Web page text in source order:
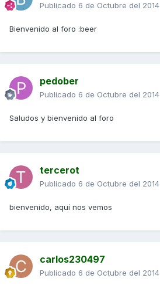
Publicado 6 de Octubre del 2014
Bienvenido al foro :beer
pedober
Publicado 6 de Octubre del 2014
Saludos y bienvenido al foro
tercerot
Publicado 6 de Octubre del 2014
bienvenido, aquí nos vemos
carlos230497
Publicado 6 de Octubre del 2014